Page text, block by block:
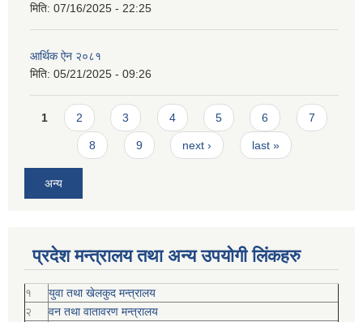
मिति: 07/16/2025 - 22:25
आर्थिक ऐन २०८१
मिति: 05/21/2025 - 09:26
Pages
1 2 3 4 5 6 7
8 9 next › last »
अन्य
प्रदेश मन्त्रालय तथा अन्य उपयोगी लिंकहरु
१
युवा तथा खेलकुद मन्त्रालय
२
वन तथा वातावरण मन्त्रालय